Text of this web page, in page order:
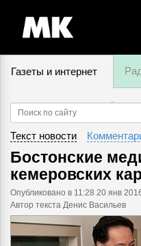
Газеты и интернет
8
Текст новости
Бостонские
кемеровских
Опубликовано в 11:28 20 янв 2016
Автор текста Денис Васильев